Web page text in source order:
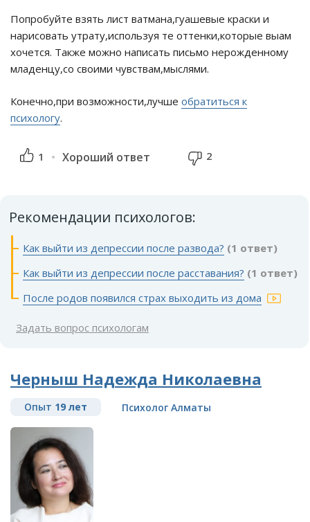
Попробуйте взять лист ватмана,гуашевые краски и
нарисовать утрату,используя те оттенки,которые выам
хочется. Также можно написать письмо нерожденному
младенцу,со своими чувствам,мыслями.
Конечно,при возможности,лучше обратиться к
психологу.
1 Хороший ответ 2
Рекомендации психологов:
Как выйти из депрессии после развода? (1 ответ)
Как выйти из депрессии после расставания? (1 ответ)
После родов появился страх выходить из дома
Задать вопрос психологам
Черныш Надежда Николаевна
Опыт 19 лет Психолог Алматы